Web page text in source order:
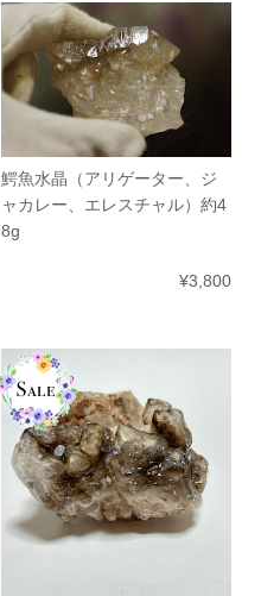
鰐魚水晶（アリゲーター、ジ
ャカレー、エレスチャル）約4
8g
¥3,800